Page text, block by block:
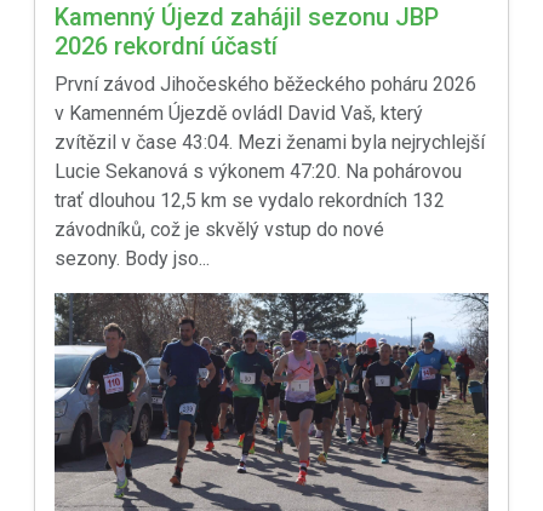
Kamenný Újezd zahájil sezonu JBP
2026 rekordní účastí
První závod Jihočeského běžeckého poháru 2026
v Kamenném Újezdě ovládl David Vaš, který
zvítězil v čase 43:04. Mezi ženami byla nejrychlejší
Lucie Sekanová s výkonem 47:20. Na pohárovou
trať dlouhou 12,5 km se vydalo rekordních 132
závodníků, což je skvělý vstup do nové
sezony. Body jso...